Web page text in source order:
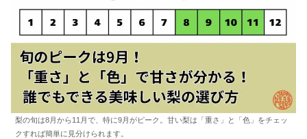
梨の旬は8月から11月で、特に9月がピーク。甘い梨は「重さ」と「色」をチェッ
クすれば簡単に見分けられます。